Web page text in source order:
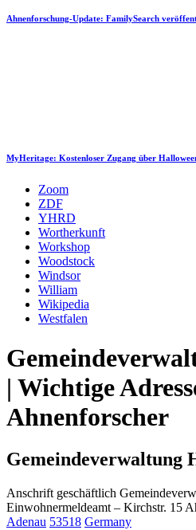
Ahnenforschung-Update: FamilySearch
MyHeritage: Kostenloser Zugang über
Zoom
ZDF
YHRD
Wortherkunft
Workshop
Woodstock
Windsor
William
Wikipedia
Westfalen
| Wichtige
Ahnenforscher
Gemeindeverwaltung
Anschrift geschäftlich
Einwohnermeldeamt – Kirchstr. 15
Adenau 53518 Germany